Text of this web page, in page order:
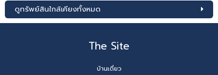
ดูทรัพย์สินใกล้เคียงทั้งหมด
The Site
บ้านเดี่ยว